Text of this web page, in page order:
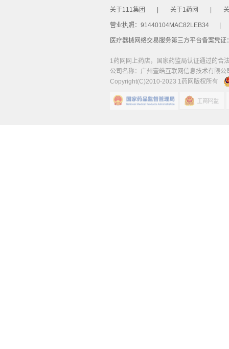
关于111集团 关于1药网
营业执照：91440104MAC82LEB34
医疗器械网络交易服务第三方平台备案凭
1药网网上药店，国家药监局认证通过的合
公司名称：广州壹皓互联网信息技术有限
Copyright(C)2010-2023 1药网版权所有